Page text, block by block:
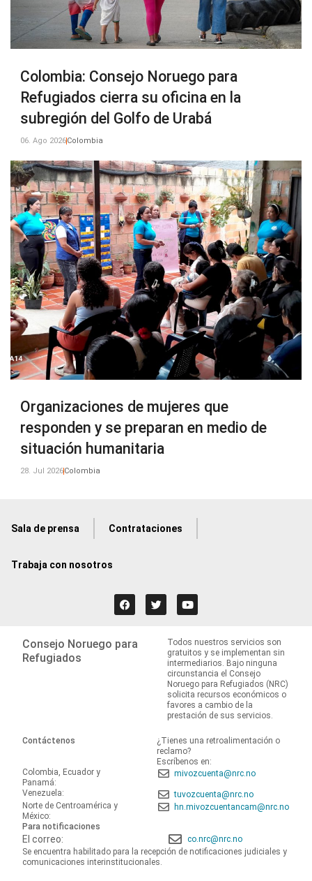
Colombia: Consejo Noruego para
Refugiados cierra su oficina en la
subregión del Golfo de Urabá
06. Ago 2026Colombia
Organizaciones de mujeres que
responden y se preparan en medio de
situación humanitaria
28. Jul 2026Colombia
Sala de prensa Contrataciones
Trabaja con nosotros
Consejo Noruego para
Refugiados
Todos nuestros servicios son
gratuitos y se implementan sin
intermediarios. Bajo ninguna
circunstancia el Consejo
Noruego para Refugiados (NRC)
solicita recursos económicos o
favores a cambio de la
prestación de sus servicios.
Contáctenos
¿Tienes una retroalimentación o
reclamo?
Escríbenos en:
Colombia, Ecuador y
Panamá:
mivozcuenta@nrc.no
Venezuela:
tuvozcuenta@nrc.no
Norte de Centroamérica y
México:
hn.mivozcuentancam@nrc.no
Para notificaciones
El correo:
co.nrc@nrc.no
Se encuentra habilitado para la recepción de notificaciones judiciales y
comunicaciones interinstitucionales.